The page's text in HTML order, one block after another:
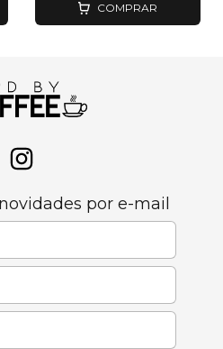
COMPRAR
por e-mail